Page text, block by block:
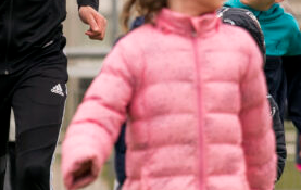
Haags